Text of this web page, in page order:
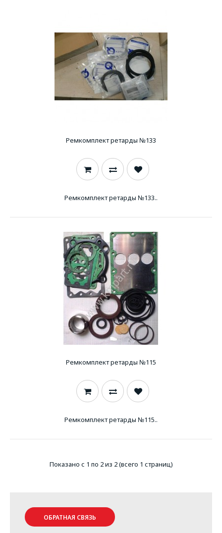
Ремкомплект ретарды №133
Ремкомплект ретарды №133..
Ремкомплект ретарды №115
Ремкомплект ретарды №115..
Показано с 1 по 2 из 2 (всего 1 страниц)
ОБРАТНАЯ СВЯЗЬ